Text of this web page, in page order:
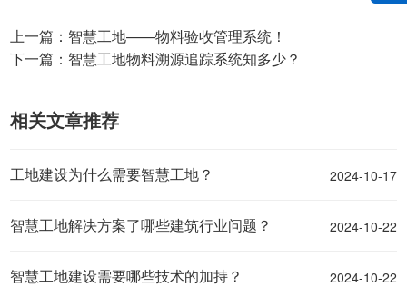
上一篇：智慧工地——物料验收管理系统！
下一篇：智慧工地物料溯源追踪系统知多少？
相关文章推荐
工地建设为什么需要智慧工地？ 2024-10-17
智慧工地解决方案了哪些建筑行业问题？ 2024-10-22
智慧工地建设需要哪些技术的加持？ 2024-10-22